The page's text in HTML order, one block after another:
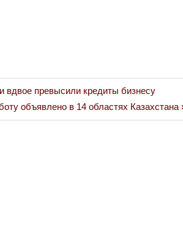
вдвое превысили кредиты бизнесу
объявлено в 14 областях Казахстана